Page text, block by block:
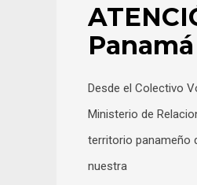
Panamá
Desde el Colectivo
Ministerio de
territorio panameño
nuestra